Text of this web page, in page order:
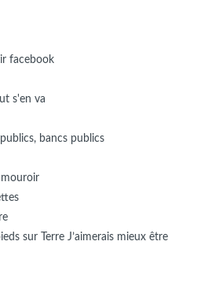
facebook
s'en va
bancs publics
sur Terre J’aimerais mieux être